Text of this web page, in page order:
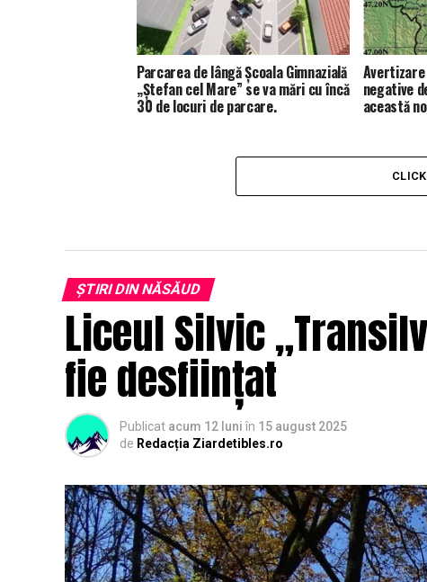
Parcarea de lângă Școala Gimnazială
„Ștefan cel Mare” se va mări cu încă
30 de locuri de parcare.
negative
această
ȘTIRI DIN NĂSĂUD
Liceul Silvic
fie desființat
Publicat acum 12 luni în 15 august 2025
de Redacția Ziardetibles.ro